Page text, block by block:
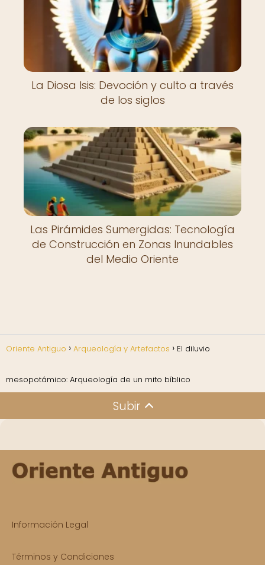
La Diosa Isis: Devoción y culto a través
de los siglos
Las Pirámides Sumergidas: Tecnología
de Construcción en Zonas Inundables
del Medio Oriente
Oriente Antiguo Arqueología y Artefactos El diluvio
mesopotámico: Arqueología de un mito bíblico
Subir
Información Legal
Términos y Condiciones